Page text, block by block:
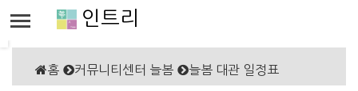
인트리
홈 커뮤니티센터 늘봄 늘봄 대관 일정표